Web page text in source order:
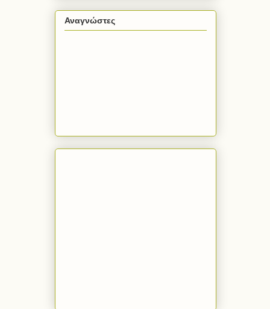
Αναγνώστες